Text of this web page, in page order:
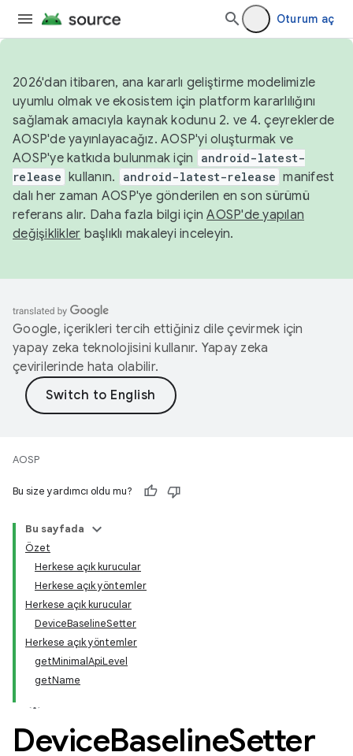
Oturum aç
2026'dan itibaren, ana kararlı geliştirme modelimizle
uyumlu olmak ve ekosistem için platform kararlılığını
sağlamak amacıyla kaynak kodunu 2. ve 4. çeyreklerde
AOSP'de yayınlayacağız. AOSP'yi oluşturmak ve
AOSP'ye katkıda bulunmak için
android-latest-
release kullanın. android-latest-release manifest
dalı her zaman AOSP'ye gönderilen en son sürümü
referans alır. Daha fazla bilgi içinAOSP'de yapılan
değişiklikler başlıklı makaleyi inceleyin.
Google, içerikleri tercih ettiğiniz dile çevirmek için
yapay zeka teknolojisini kullanır. Yapay zeka
çevirilerinde hata olabilir.
AOSP
Bu size yardımcı oldu mu?
Bu sayfada
Özet
Herkese açık kurucular
Herkese açık yöntemler
Herkese açık kurucular
DeviceBaselineSetter
Herkese açık yöntemler
getMinimalApiLevel
getName
DeviceBaselineSetter